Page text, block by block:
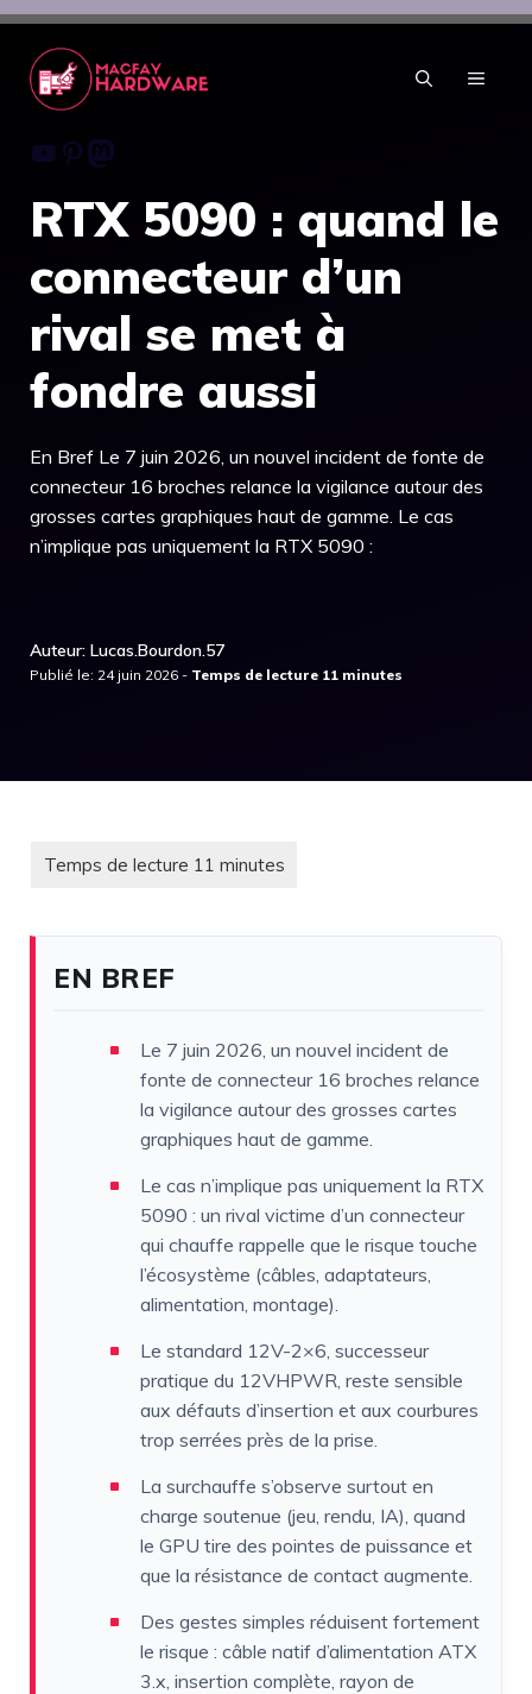
Aller
contenu
MENU
Youtube
Pinterest
Mastodon
RTX 5090 : quand le
connecteur d’un
rival se met à
fondre aussi
En Bref Le 7 juin 2026, un nouvel incident de fonte de
connecteur 16 broches relance la vigilance autour des
grosses cartes graphiques haut de gamme. Le cas
n’implique pas uniquement la RTX 5090 :
Auteur: Lucas.Bourdon.57
Publié le: 24 juin 2026 -
EN BREF
Le 7 juin 2026, un nouvel incident de
fonte de connecteur 16 broches relance
la vigilance autour des grosses cartes
graphiques haut de gamme.
Le cas n’implique pas uniquement la RTX
5090 : un rival victime d’un connecteur
qui chauffe rappelle que le risque touche
l’écosystème (câbles, adaptateurs,
alimentation, montage).
Le standard 12V-2×6, successeur
pratique du 12VHPWR, reste sensible
aux défauts d’insertion et aux courbures
trop serrées près de la prise.
La surchauffe s’observe surtout en
charge soutenue (jeu, rendu, IA), quand
le GPU tire des pointes de puissance et
que la résistance de contact augmente.
Des gestes simples réduisent fortement
le risque : câble natif d’alimentation ATX
3.x, insertion complète, rayon de